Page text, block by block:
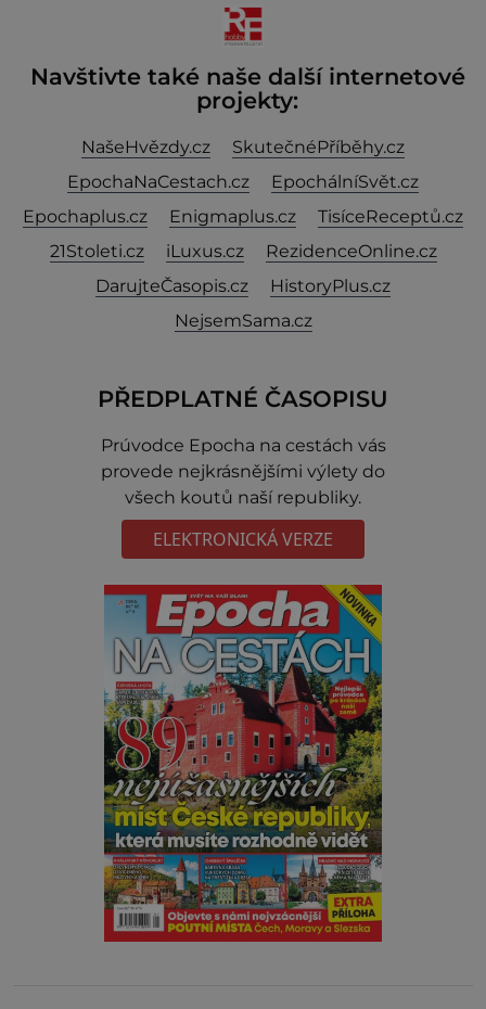
Navštivte také naše další internetové
projekty:
NašeHvězdy.cz
SkutečnéPříběhy.cz
EpochaNaCestach.cz
EpochálníSvět.cz
Epochaplus.cz
Enigmaplus.cz
TisíceReceptů.cz
21Stoleti.cz
iLuxus.cz
RezidenceOnline.cz
DarujteČasopis.cz
HistoryPlus.cz
NejsemSama.cz
PŘEDPLATNÉ ČASOPISU
Prúvodce Epocha na cestách vás
provede nejkrásnějšími výlety do
všech koutů naší republiky.
ELEKTRONICKÁ VERZE